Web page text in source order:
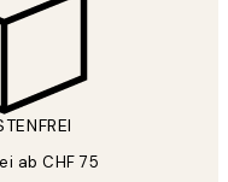
ab CHF 75